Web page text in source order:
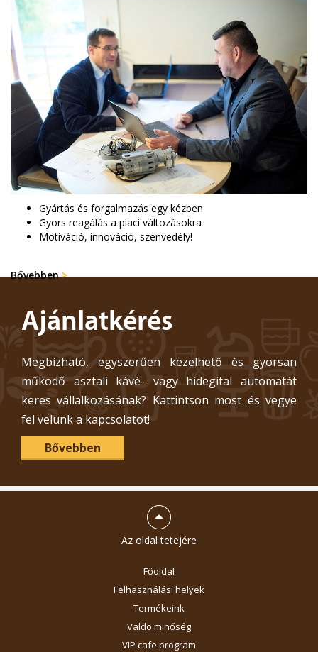
Gyártás és forgalmazás egy kézben
Gyors reagálás a piaci változásokra
Motiváció, innováció, szenvedély!
Bővebben>
Ajánlatkérés
Megbízható, egyszerűen kezelhető és gyorsan
működő asztali kávé- vagy hidegital automatát
keres vállalkozásának? Kattintson most és vegye
fel velünk a kapcsolatot!
Bővebben
Az oldal tetejére
Főoldal
Felhasználási helyek
Termékeink
Valdo minőség
VIP cafe program